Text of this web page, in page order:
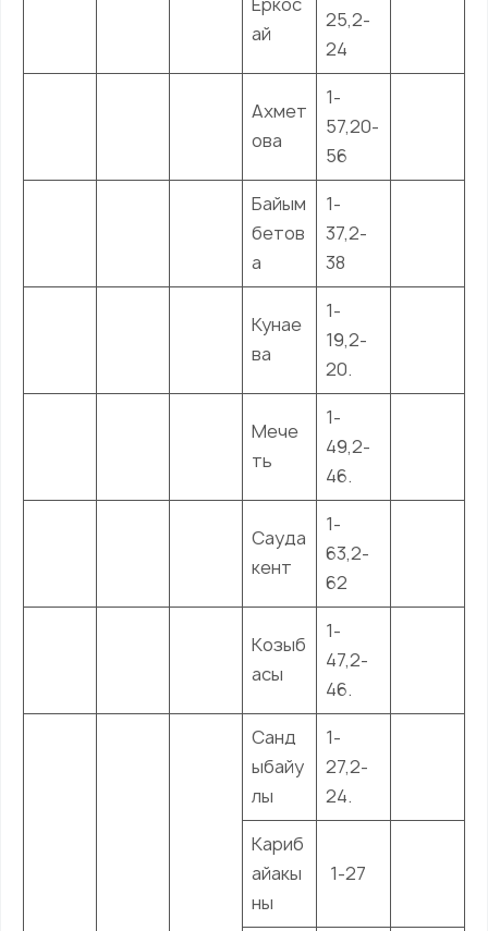
ай
25,2-
24
Ахмет
ова
1-
57,20-
56
Байым
бетов
а
1-
37,2-
38
Кунае
ва
1-
19,2-
20.
Мече
ть
1-
49,2-
46.
Сауда
кент
1-
63,2-
62
Козыб
асы
1-
47,2-
46.
Санд
ыбайу
лы
1-
27,2-
24.
Кариб
айакы
ны
1-27